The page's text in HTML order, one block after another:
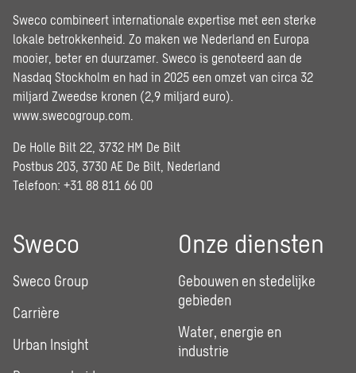
Sweco combineert internationale expertise met een sterke
lokale betrokkenheid. Zo maken we Nederland en Europa
mooier, beter en duurzamer. Sweco is genoteerd aan de
Nasdaq Stockholm en had in 2025 een omzet van circa 32
miljard Zweedse kronen (2,9 miljard euro).
www.swecogroup.com
De Holle Bilt 22, 3732 HM De Bilt
Postbus 203, 3730 AE De Bilt, Nederland
Telefoon: +31 88 811 66 00
Sweco
Sweco Group
Carrière
Urban Insight
Onze diensten
Gebouwen en stedelijke
gebieden
Water, energie en
industrie